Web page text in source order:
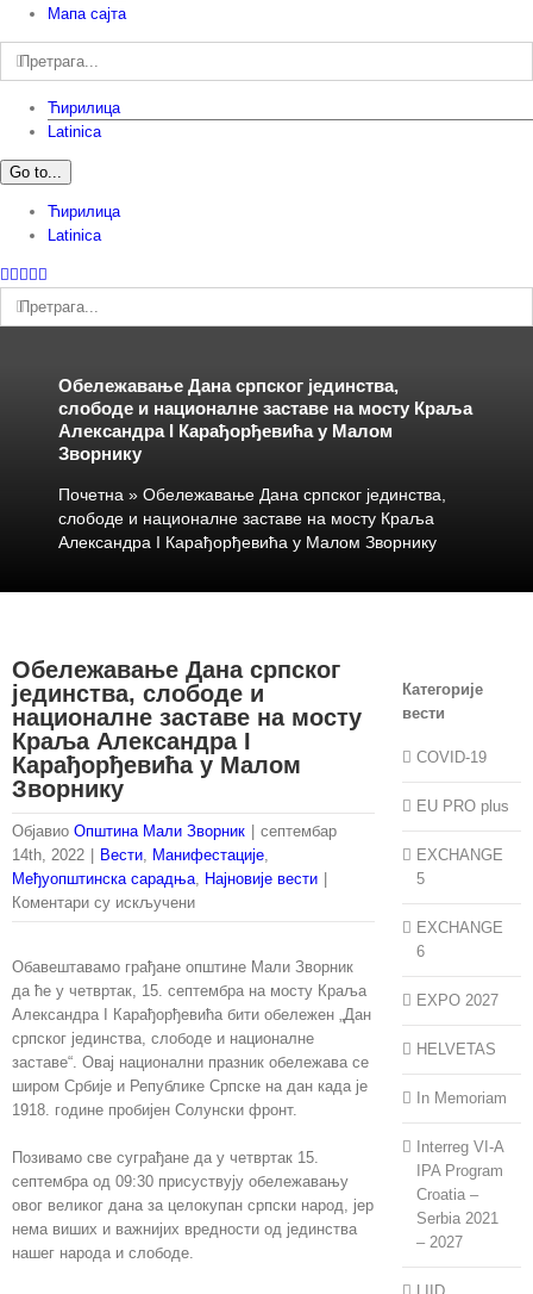
Мапа сајта
Претрага:
Ћирилица
Latinica
Go to...
Ћирилица
Latinica
Facebook
Instagram
YouTube
Twitter
пошта
Претрага:
Обележавање Дана српског јединства,
слободе и националне заставе на мосту Краља
Александра I Карађорђевића у Малом
Зворнику
Почетна »Обележавање Дана српског јединства,
слободе и националне заставе на мосту Краља
Александра I Карађорђевића у Малом Зворнику
Обележавање Дана српског
јединства, слободе и
националне заставе на мосту
Краља Александра I
Карађорђевића у Малом
Зворнику
Објавио Општина Мали Зворник
септембар
14th, 2022
Вести Манифестације
Међуопштинска сарадња
Најновије вести
Коментари су искљученина
Обележавање
српског
јединства,
слободе
и
националне
заставе
на
Краља
Александра
I
Карађорђевића
Обавештавамо грађане општине Мали Зворник
да ће у четвртак, 15. септембра на мосту Краља
Александра I Карађорђевића бити обележен „Дан
српског јединства, слободе и националне
заставе“. Овај национални празник обележава се
широм Србије и Републике Српске на дан када је
1918. године пробијен Солунски фронт.
Позивамо све суграђане да у четвртак 15.
септембра од 09:30 присуствују обележавању
овог великог дана за целокупан српски народ, јер
нема виших и важнијих вредности од јединства
нашег народа и слободе.
Категорије
вести
COVID-19
EU PRO plus
EXCHANGE
5
EXCHANGE
6
EXPO 2027
HELVETAS
In Memoriam
Interreg VI-A
IPA Program
Croatia –
Serbia 2021
– 2027